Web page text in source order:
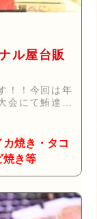
ル屋台販
！！今回は年
会にて鮪達人
焼き・タコ
焼き等